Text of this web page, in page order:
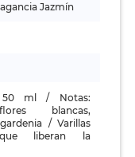
Jazmín
50 ml / Notas:
blancas,
/ Varillas
liberan la